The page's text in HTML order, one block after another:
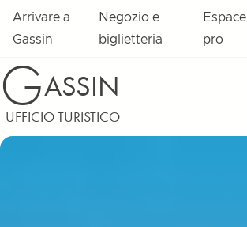
Vai al contenuto
Arrivare a
Gassin
Negozio e
biglietteria
Espace
pro
GASSIN
UFFICIO TURISTICO